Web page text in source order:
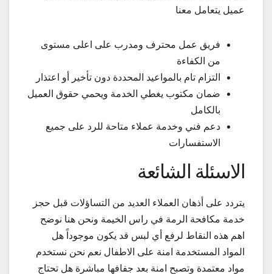
عميل يتعامل معنا
فريق عمل محترف ومدرب على اعلى مستوى
من الكفاءة
التزام تام بالمواعيد المحددة دون تأخير أو اعتذار
ضمان مكتوب يغطي الخدمة ويحمي حقوق العميل
بالكامل
دعم فني وخدمة عملاء متاحة للرد على جميع
الاستفسارات
الاسئلة الشائعة
يتردد على أذهان العملاء العديد من التساؤلات قبل حجز
خدمة مكافحة الرمة في راس الخيمة ونحن هنا نوضح
اهم هذه النقاط لرفع أي لبس قد يكون موجوداً هل
المواد المستخدمة امنة على الاطفال نعم نحن نستخدم
مواد معتمدة وتصبح امنة بعد جفافها مباشرة هل تحتاج